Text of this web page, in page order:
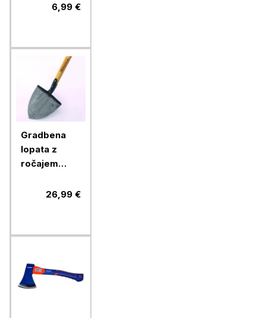
6,99 €
Gradbena
lopata z
ročajem
130 cm26,99 €